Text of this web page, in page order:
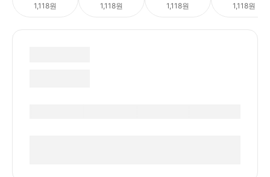
1,118원 1,118원 1,118원 1,118원